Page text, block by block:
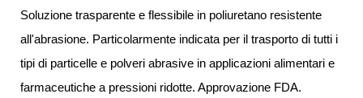
Soluzione trasparente e flessibile in poliuretano resistente
all'abrasione. Particolarmente indicata per il trasporto di tutti i
tipi di particelle e polveri abrasive in applicazioni alimentari e
farmaceutiche a pressioni ridotte. Approvazione FDA.